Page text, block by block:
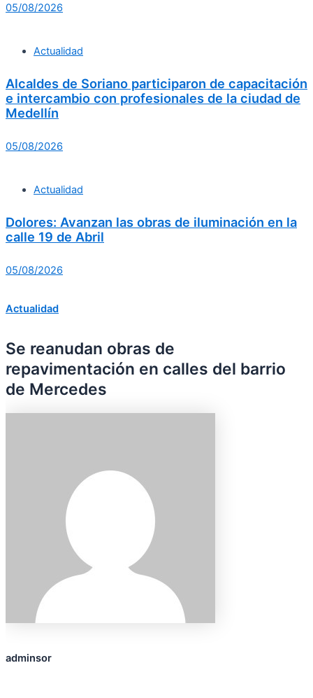
05/08/2026
Actualidad
Alcaldes de Soriano participaron de capacitación
e intercambio con profesionales de la ciudad de
Medellín
05/08/2026
Actualidad
Dolores: Avanzan las obras de iluminación en la
calle 19 de Abril
05/08/2026
Actualidad
Se reanudan obras de
repavimentación en calles del barrio
de Mercedes
adminsor